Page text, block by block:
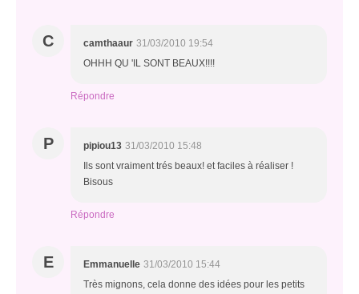
C camthaaur 31/03/2010 19:54
OHHH QU 'IL SONT BEAUX!!!!
Répondre
P pipiou13 31/03/2010 15:48
Ils sont vraiment trés beaux! et faciles à réaliser !
Bisous
Répondre
E Emmanuelle 31/03/2010 15:44
Très mignons, cela donne des idées pour les petits